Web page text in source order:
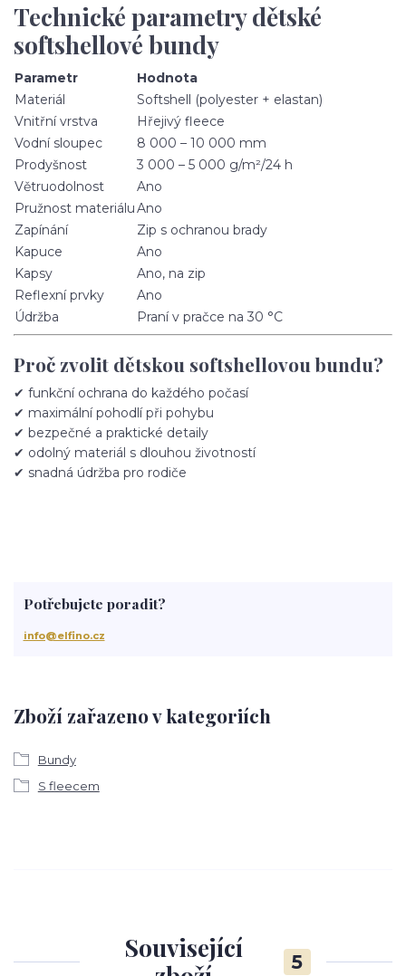
Technické parametry dětské
softshellové bundy
Parametr
Hodnota
Materiál
Softshell (polyester + elastan)
Vnitřní vrstva
Hřejivý fleece
Vodní sloupec
8 000 – 10 000 mm
Prodyšnost
3 000 – 5 000 g/m²/24 h
Větruodolnost
Ano
Pružnost materiáluAno
Zapínání
Zip s ochranou brady
Kapuce
Ano
Kapsy
Ano, na zip
Reflexní prvky
Ano
Údržba
Praní v pračce na 30 °C
Proč zvolit dětskou softshellovou bundu?
✔ funkční ochrana do každého počasí
✔ maximální pohodlí při pohybu
✔ bezpečné a praktické detaily
✔ odolný materiál s dlouhou životností
✔ snadná údržba pro rodiče
Zboží zařazeno v kategoriích
Bundy
S fleecem
Potřebujete poradit?
info@elfino.cz
Související
5